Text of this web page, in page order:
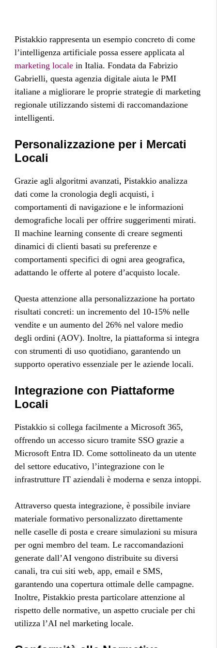
Pistakkio rappresenta un esempio concreto di come
l’intelligenza artificiale possa essere applicata al
marketing locale in Italia. Fondata da Fabrizio
Gabrielli, questa agenzia digitale aiuta le PMI
italiane a migliorare le proprie strategie di marketing
regionale utilizzando sistemi di raccomandazione
intelligenti.
Personalizzazione per i Mercati
Locali
Grazie agli algoritmi avanzati, Pistakkio analizza
dati come la cronologia degli acquisti, i
comportamenti di navigazione e le informazioni
demografiche locali per offrire suggerimenti mirati.
Il machine learning consente di creare segmenti
dinamici di clienti basati su preferenze e
comportamenti specifici di ogni area geografica,
adattando le offerte al potere d’acquisto locale.
Questa attenzione alla personalizzazione ha portato
risultati concreti: un incremento del 10-15% nelle
vendite e un aumento del 26% nel valore medio
degli ordini (AOV). Inoltre, la piattaforma si integra
con strumenti di uso quotidiano, garantendo un
supporto operativo essenziale per le aziende locali.
Integrazione con Piattaforme
Locali
Pistakkio si collega facilmente a Microsoft 365,
offrendo un accesso sicuro tramite SSO grazie a
Microsoft Entra ID. Come sottolineato da un utente
del settore educativo, l’integrazione con le
infrastrutture IT aziendali è moderna e senza intoppi.
Attraverso questa integrazione, è possibile inviare
materiale formativo personalizzato direttamente
nelle caselle di posta e creare simulazioni su misura
per ogni membro del team. Le raccomandazioni
generate dall’AI vengono distribuite su diversi
canali, tra cui siti web, app, email e SMS,
garantendo una copertura ottimale delle campagne.
Inoltre, Pistakkio presta particolare attenzione al
rispetto delle normative, un aspetto cruciale per chi
utilizza l’AI nel marketing locale.